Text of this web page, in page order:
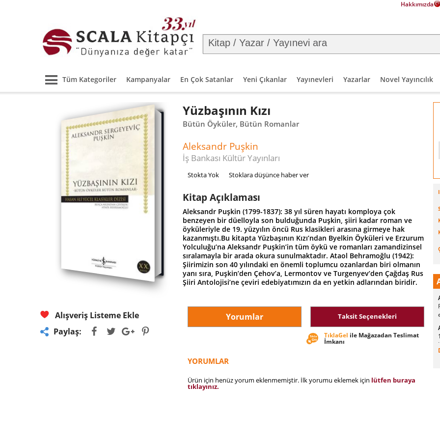
Hakkımızda
Tüm Kategoriler Kampanyalar En Çok Satanlar Yeni Çıkanlar Yayınevleri Yazarlar Novel Yayıncılık
Alışveriş Listeme Ekle
Paylaş:
Yüzbaşının Kızı
Bütün Öyküler, Bütün Romanlar
Aleksandr Puşkin
İş Bankası Kültür Yayınları
Stokta Yok Stoklara düşünce haber ver
Kitap Açıklaması
Aleksandr Puşkin (1799-1837): 38 yıl süren hayatı komploya çok
benzeyen bir düelloyla son bulduğunda Puşkin, şiiri kadar roman ve
öyküleriyle de 19. yüzyılın öncü Rus klasikleri arasına girmeye hak
kazanmıştı.Bu kitapta Yüzbaşının Kızı’ndan Byelkin Öyküleri ve Erzurum
Yolculuğu’na Aleksandr Puşkin’in tüm öykü ve romanları zamandizinsel
sıralamayla bir arada okura sunulmaktadır. Ataol Behramoğlu (1942):
Şiirimizin son 40 yılındaki en önemli toplumcu ozanlardan biri olmanın
yanı sıra, Puşkin’den Çehov’a, Lermontov ve Turgenyev’den Çağdaş Rus
Şiiri Antolojisi’ne çeviri edebiyatımızın da en yetkin adlarından biridir.
Yorumlar Taksit Seçenekleri
TıklaGel ile Mağazadan Teslimat
İmkanı
YORUMLAR
Ürün için henüz yorum eklenmemiştir. İlk yorumu eklemek için lütfen buraya
tıklayınız.